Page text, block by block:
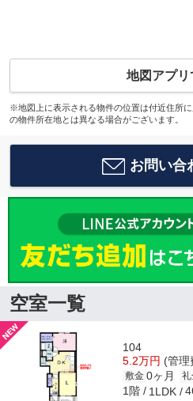
地図アプリ
※地図上に表示される物件の位置は付近住所
の物件所在地とは異なる場合がございます。
お問い合
空室一覧
104
5.2万円 (管理
敷金 0ヶ月
1階 1LDK